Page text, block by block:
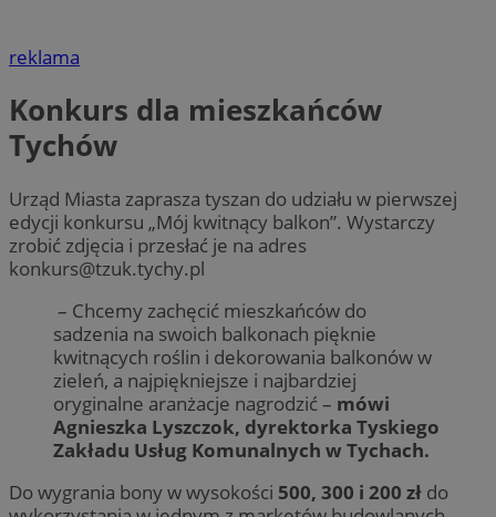
reklama
Konkurs dla mieszkańców
Tychów
Urząd Miasta zaprasza tyszan do udziału w pierwszej
edycji konkursu „Mój kwitnący balkon”. Wystarczy
zrobić zdjęcia i przesłać je na adres
konkurs@tzuk.tychy.pl
– Chcemy zachęcić mieszkańców do
sadzenia na swoich balkonach pięknie
kwitnących roślin i dekorowania balkonów w
zieleń, a najpiękniejsze i najbardziej
oryginalne aranżacje nagrodzić – mówi
Agnieszka Lyszczok, dyrektorka Tyskiego
Zakładu Usług Komunalnych w Tychach.
Do wygrania bony w wysokości 500, 300 i 200 zł do